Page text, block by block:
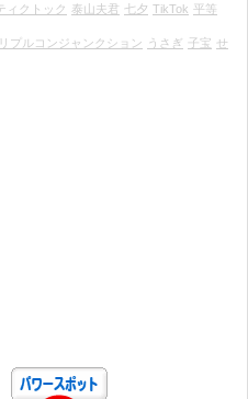
ィクトック 泰山夫君 七夕 TikTok 平等
プルコンジャンクション うさぎ 子宝 せ